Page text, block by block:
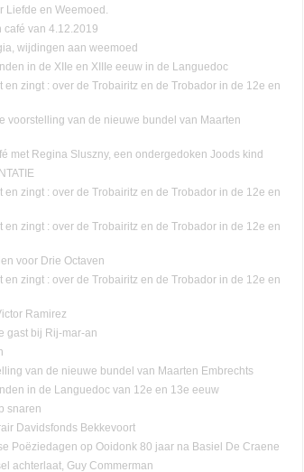
Liefde en Weemoed.
café van 4.12.2019
wijdingen aan weemoed
in de XIIe en XIIIe eeuw in de Languedoc
en zingt : over de Trobairitz en de Trobador in de 12e en
voorstelling van de nieuwe bundel van Maarten
met Regina Sluszny, een ondergedoken Joods kind
en zingt : over de Trobairitz en de Trobador in de 12e en
en zingt : over de Trobairitz en de Trobador in de 12e en
voor Drie Octaven
en zingt : over de Trobairitz en de Trobador in de 12e en
Ramirez
gast bij Rij-mar-an
van de nieuwe bundel van Maarten Embrechts
in de Languedoc van 12e en 13e eeuw
snaren
Davidsfonds Bekkevoort
Poëziedagen op Ooidonk 80 jaar na Basiel De Craene
achterlaat, Guy Commerman